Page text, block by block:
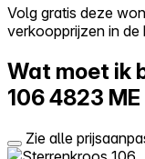
Log in
Volg gratis deze
verkoopprijzen in de
Wat moet ik
1064823
Zie alle